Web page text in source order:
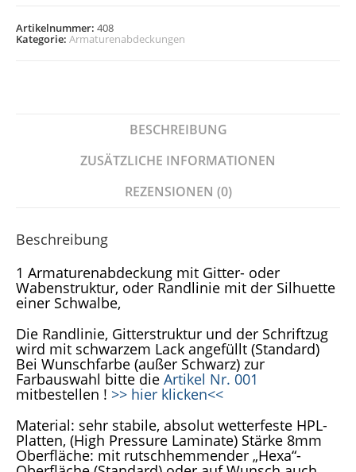
Artikelnummer: 408
Kategorie: Armaturenabdeckungen
BESCHREIBUNG
ZUSÄTZLICHE INFORMATIONEN
REZENSIONEN (0)
Beschreibung
1 Armaturenabdeckung mit Gitter- oder
Wabenstruktur, oder Randlinie mit der Silhuette
einer Schwalbe,
Die Randlinie, Gitterstruktur und der Schriftzug
wird mit schwarzem Lack angefüllt (Standard)
Bei Wunschfarbe (außer Schwarz) zur
Farbauswahl bitte die Artikel Nr. 001
mitbestellen ! >> hier klicken<<
Material: sehr stabile, absolut wetterfeste HPL-
Platten, (High Pressure Laminate) Stärke 8mm
Oberfläche: mit rutschhemmender „Hexa“-